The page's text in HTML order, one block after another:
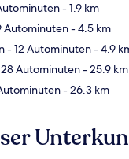
- 1.9 km
Autominuten- 4.5 km
- 12 Autominuten- 4.9
Autominuten- 25.9 km
- 26.3 km